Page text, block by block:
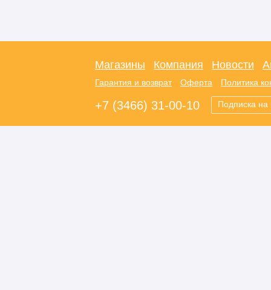
Магазины Компания Новости
Гарантия и возврат Оферта Политика
+7 (3466) 31-00-10 Подписка на